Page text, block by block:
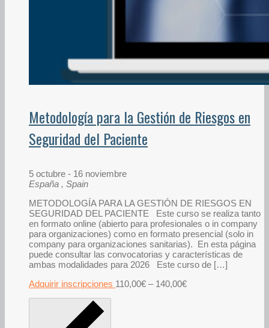
Metodología para la Gestión de Riesgos en
Seguridad del Paciente
5 octubre - 16 noviembre
España , Spain
METODOLOGÍA PARA LA GESTIÓN DE RIESGOS EN
SEGURIDAD DEL PACIENTE Este curso se realiza tanto
en formato online (abierto para profesionales o in company
para organizaciones) como en formato presencial (solo in
company para organizaciones sanitarias). En esta página
puede consultar las convocatorias y características de
ambas modalidades para 2026 Este curso de […]
Adquirir inscripciones 110,00€ – 140,00€